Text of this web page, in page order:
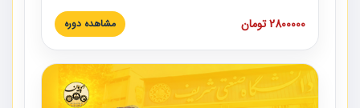
های عمرانی» چالش ها، تخلفات و راه حل ها با نگرش قراردادی
است که در محل سندیکای شرکت های ساختمانی کشور ارائه شد.
مدارک پیمان به همراه تجربیات عملی ارائه شده است.
2800000 تومان مشاهده دوره